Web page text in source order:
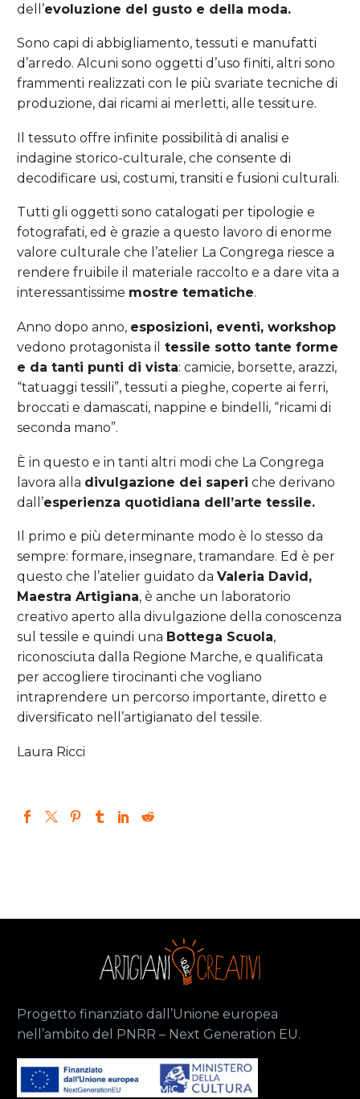
dell’evoluzione del gusto e della moda.
Sono capi di abbigliamento, tessuti e manufatti
d’arredo. Alcuni sono oggetti d’uso finiti, altri sono
frammenti realizzati con le più svariate tecniche di
produzione, dai ricami ai merletti, alle tessiture.
Il tessuto offre infinite possibilità di analisi e
indagine storico-culturale, che consente di
decodificare usi, costumi, transiti e fusioni culturali.
Tutti gli oggetti sono catalogati per tipologie e
fotografati, ed è grazie a questo lavoro di enorme
valore culturale che l’atelier La Congrega riesce a
rendere fruibile il materiale raccolto e a dare vita a
interessantissime mostre tematiche.
Anno dopo anno, esposizioni, eventi, workshop
vedono protagonista il tessile sotto tante forme
e da tanti punti di vista: camicie, borsette, arazzi,
“tatuaggi tessili”, tessuti a pieghe, coperte ai ferri,
broccati e damascati, nappine e bindelli, “ricami di
seconda mano”.
È in questo e in tanti altri modi che La Congrega
lavora alla divulgazione dei saperi che derivano
dall’esperienza quotidiana dell’arte tessile.
Il primo e più determinante modo è lo stesso da
sempre: formare, insegnare, tramandare. Ed è per
questo che l’atelier guidato da Valeria David,
Maestra Artigiana, è anche un laboratorio
creativo aperto alla divulgazione della conoscenza
sul tessile e quindi una Bottega Scuola,
riconosciuta dalla Regione Marche, e qualificata
per accogliere tirocinanti che vogliano
intraprendere un percorso importante, diretto e
diversificato nell’artigianato del tessile.
Laura Ricci
Progetto finanziato dall’Unione europea
nell’ambito del PNRR – Next Generation EU.